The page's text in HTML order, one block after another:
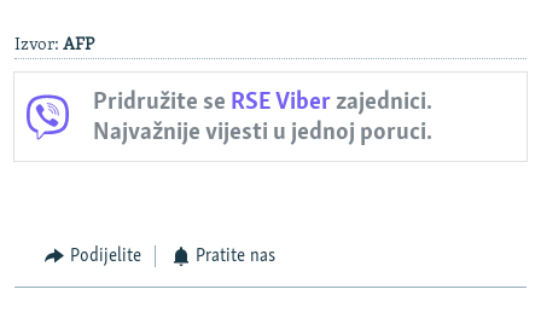
Izvor: AFP
Pridružite se RSE Viberzajednici.
Najvažnije vijesti u jednoj poruci.
Podijelite Pratite nas